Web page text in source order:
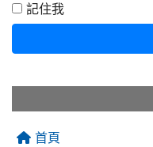
記住我
首頁